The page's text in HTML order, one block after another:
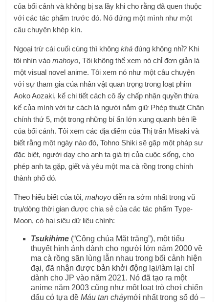
của bối cảnh và không bị sa lầy khi cho rằng đã quen thuộc
với các tác phẩm trước đó. Nó đứng một mình như một
câu chuyện khép kín.
Ngoại trừ cái cuối cùng thì khôngkhá đúng không nhỉ? Khi
tôi nhìn vàomahoyo, Tôi không thể xem nó chỉ đơn giản là
một visual novel anime. Tôi xem nó như một câu chuyện
với sự tham gia của nhân vật quan trọng trong loạt phim
Aoko Aozaki, kể chi tiết cách cô ấy chấp nhận quyền thừa
kế của mình với tư cách là người nắm giữ Phép thuật Chân
chính thứ 5, một trong những bí ẩn lớn xung quanh bên lề
của bối cảnh. Tôi xem các địa điểm của Thị trấn Misaki và
biết rằng một ngày nào đó, Tohno Shiki sẽ gặp một pháp sư
đặc biệt, người dạy cho anh ta giá trị của cuộc sống, cho
phép anh ta gặp, giết và yêu một ma cà rồng trong chính
thành phố đó.
Theo hiểu biết của tôi,mahoyo diễn ra sớm nhất trong vũ
trụ/dòng thời gian được chia sẻ của các tác phẩm Type-
Moon, có hai siêu dữ liệu chính:
Tsukihime (“Công chúa Mặt trăng”), một tiểu
thuyết hình ảnh dành cho người lớn năm 2000 về
ma cà rồng săn lùng lẫn nhau trong bối cảnh hiện
đại, đã nhận được bản khởi động lại/làm lại chỉ
dành cho JP vào năm 2021. Nó đã tạo ra một
anime năm 2003 cũng như một loạt trò chơi chiến
đấu có tựa đềMáu tan chảymới nhất trong số đó –